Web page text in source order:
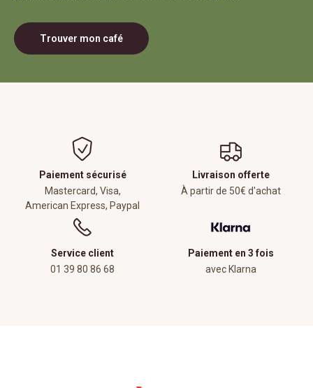
Trouver mon café
Paiement sécurisé
Mastercard, Visa,
American Express, Paypal
Livraison offerte
À partir de 50€ d'achat
Service client
01 39 80 86 68
Paiement en 3 fois
avec Klarna